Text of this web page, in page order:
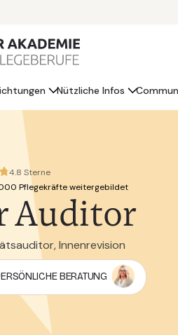
Nützliche Infos
4.8 Sterne
Pflegekräfte weitergebildet
Auditor
Innenrevision
BERATUNG